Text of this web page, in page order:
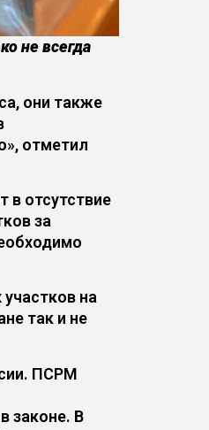
не всегда
они также
отметил
в отсутствие
за
на
так и не
ПСРМ
законе. В